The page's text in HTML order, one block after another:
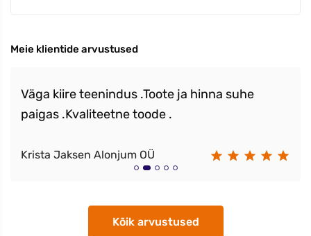
Meie klientide arvustused
Väga kiire teenindus .Toote ja hinna suhe
paigas .Kvaliteetne toode .
Krista Jaksen Alonjum OÜ
Kõik arvustused